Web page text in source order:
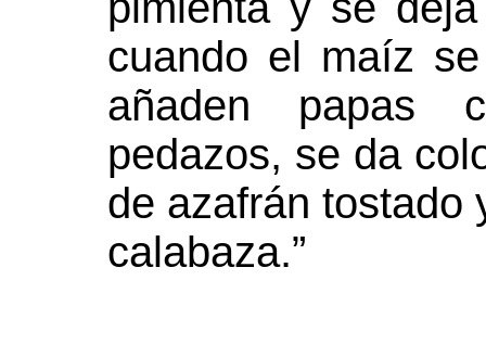
cuando el maíz
añaden papas
pedazos, se da
de azafrán tostado
calabaza.”